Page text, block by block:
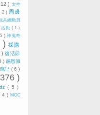
) 太空
2 ) 周邊
具總動員
活動 ( 1 )
)神鬼奇
)採購
)復活節
)感恩節
遊記 ( 6 )
)
( 5 )
4 ) MOC